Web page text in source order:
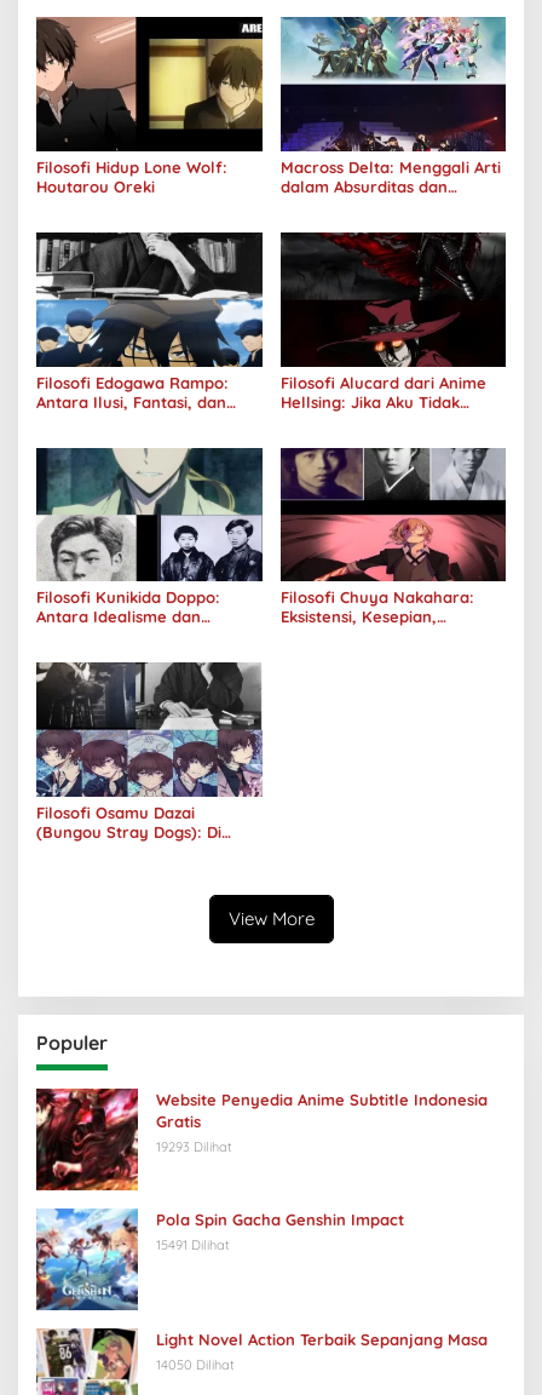
Filosofi Hidup Lone Wolf:
Houtarou Oreki
Macross Delta: Menggali Arti
dalam Absurditas dan
Filosofi Edogawa Rampo:
Antara Ilusi, Fantasi, dan
Filosofi Alucard dari Anime
Hellsing: Jika Aku Tidak
Filosofi Kunikida Doppo:
Antara Idealisme dan
Filosofi Chuya Nakahara:
Eksistensi, Kesepian,
Filosofi Osamu Dazai
(Bungou Stray Dogs): Di
View More
Populer
Website Penyedia Anime Subtitle Indonesia
Gratis
19293 Dilihat
Pola Spin Gacha Genshin Impact
15491 Dilihat
Light Novel Action Terbaik Sepanjang Masa
14050 Dilihat